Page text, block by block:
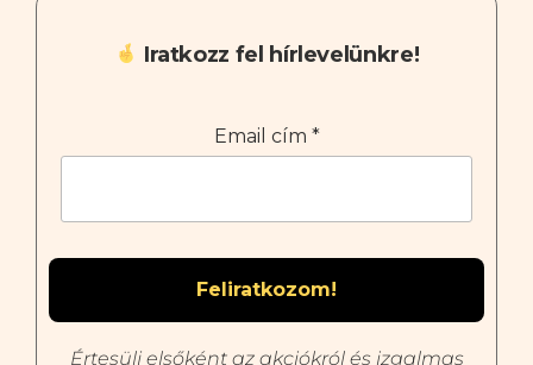
Iratkozz fel hírlevelünkre!
Email cím *
Értesülj elsőként az akciókról és izgalmas